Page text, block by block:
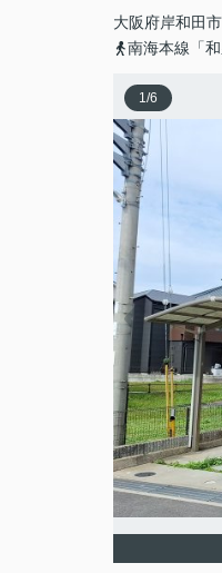
大阪府岸和田市
南海本線「
1/6